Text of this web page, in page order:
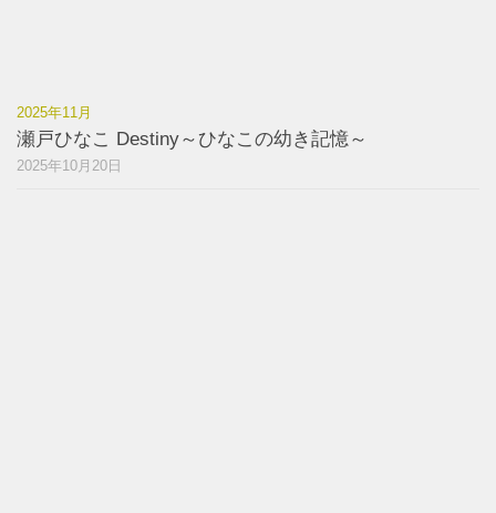
2025年11月
瀬戸ひなこ Destiny～ひなこの幼き記憶～
2025年10月20日